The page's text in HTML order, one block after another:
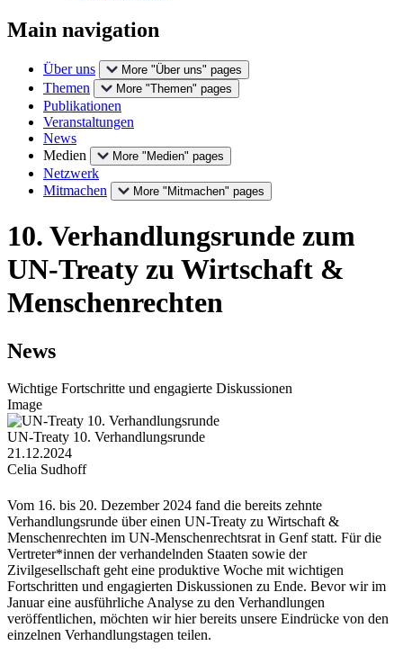
Main navigation
Über uns More "Über uns" pages
Themen More "Themen" pages
Publikationen
Veranstaltungen
News
Medien
More "Medien" pages
Netzwerk
Mitmachen
More "Mitmachen" pages
10. Verhandlungsrunde zum
UN-Treaty zu Wirtschaft &
Menschenrechten
News
Wichtige Fortschritte und engagierte Diskussionen
Image
UN-Treaty 10. Verhandlungsrunde
21.12.2024
Celia Sudhoff
Vom 16. bis 20. Dezember 2024 fand die bereits zehnte
Verhandlungsrunde über einen UN-Treaty zu Wirtschaft &
Menschenrechten im UN-Menschenrechtsrat in Genf statt. Für die
Vertreter*innen der verhandelnden Staaten sowie der
Zivilgesellschaft geht eine produktive Woche mit wichtigen
Fortschritten und engagierten Diskussionen zu Ende. Bevor wir im
Januar eine ausführliche Analyse zu den Verhandlungen
veröffentlichen, möchten wir hier bereits unsere Eindrücke von den
einzelnen Verhandlungstagen teilen.